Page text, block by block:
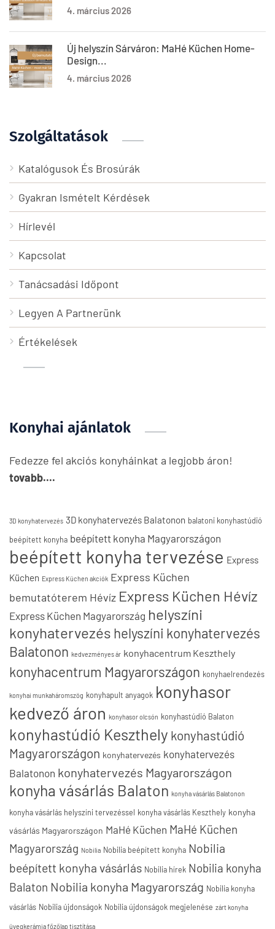
4. március 2026
Új helyszín Sárváron: MaHé Küchen Home-
Design...
4. március 2026
Szolgáltatások
Katalógusok És Brosúrák
Gyakran Ismételt Kérdések
Hírlevél
Kapcsolat
Tanácsadási Időpont
Legyen A Partnerünk
Értékelések
Konyhai ajánlatok
Fedezze fel akciós konyháinkat a legjobb áron!
tovabb....
3D konyhatervezés 3D konyhatervezés Balatonon balatoni konyhastúdió
beépített konyha beépített konyha Magyarországon
beépített konyha tervezése Express
Küchen Express Küchen akciók Express Küchen
bemutatóterem Hévíz Express Küchen Hévíz
Express Küchen Magyarország helyszíni
konyhatervezés helyszíni konyhatervezés
Balatonon kedvezményes ár konyhacentrum Keszthely
konyhacentrum Magyarországon konyhaelrendezés
konyhai munkaháromszög konyhapult anyagok konyhasor
kedvező áron konyhasor olcsón konyhastúdió Balaton
konyhastúdió Keszthely konyhastúdió
Magyarországon konyhatervezés konyhatervezés
Balatonon konyhatervezés Magyarországon
konyha vásárlás Balaton konyha vásárlás Balatonon
konyha vásárlás helyszíni tervezéssel konyha vásárlás Keszthely konyha
vásárlás Magyarországon MaHé Küchen MaHé Küchen
Magyarország Nobilia Nobilia beépített konyha Nobilia
beépített konyha vásárlás Nobilia hírek Nobilia konyha
Balaton Nobilia konyha Magyarország Nobilia konyha
vásárlás Nobilia újdonságok Nobilia újdonságok megjelenése zárt konyha
üvegkerámia főzőlap tisztítása